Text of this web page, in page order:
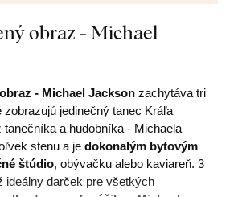
obraz - Michael
- Michael Jackson zachytáva tri
jedinečný tanec Kráľa
tanečníka a hudobníka - Michaela
stenu a je dokonalým bytovým
štúdio, obývačku alebo kaviareň. 3
ideálny darček pre všetkých